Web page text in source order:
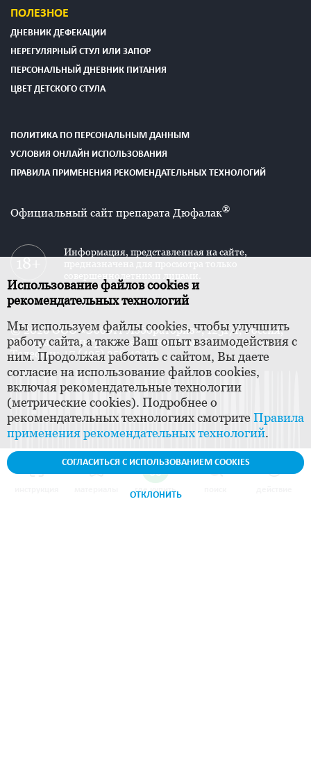
где купить
ПОЛЕЗНОЕ
ДНЕВНИК ДЕФЕКАЦИИ
НЕРЕГУЛЯРНЫЙ СТУЛ ИЛИ ЗАПОР
ПЕРСОНАЛЬНЫЙ ДНЕВНИК ПИТАНИЯ
ЦВЕТ ДЕТСКОГО СТУЛА
ПОЛИТИКА ПО ПЕРСОНАЛЬНЫМ ДАННЫМ
УСЛОВИЯ ОНЛАЙН ИСПОЛЬЗОВАНИЯ
ПРАВИЛА ПРИМЕНЕНИЯ РЕКОМЕНДАТЕЛЬНЫХ ТЕХНОЛОГИЙ
Официальный сайт препарата Дюфалак®
Информация, представленная на сайте,
© 2026 ООО «Эбботт Лэбораториз», 125171, Россия,
Москва, Ленинградское шоссе, дом 16А, строение 1.
Телефон: +7 (495) 258 42 80
Использование файлов cookies и
рекомендательных технологий
Мы используем файлы cookies, чтобы улучшить
работу сайта, а также Ваш опыт взаимодействия с
ним. Продолжая работать с сайтом, Вы даете
согласие на использование файлов cookies,
включая рекомендательные технологии
(метрические cookies). Подробнее о
рекомендательных технологиях смотрите Правила
применения рекомендательных технологий.
СОГЛАСИТЬСЯ С ИСПОЛЬЗОВАНИЕМ COOKIES
ОТКЛОНИТЬ